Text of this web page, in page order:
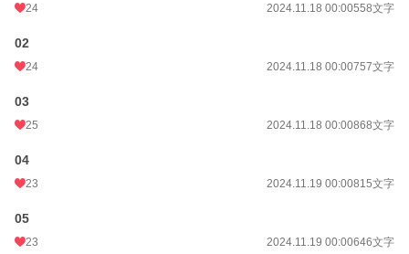
24 2024.11.18 00:00558文字
02
24 2024.11.18 00:00757文字
03
25 2024.11.18 00:00868文字
04
23 2024.11.19 00:00815文字
05
23 2024.11.19 00:00646文字